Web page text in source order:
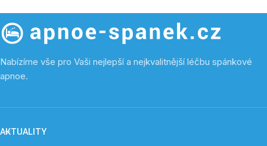
Nabízíme vše pro Vaši nejlepší a nejkvalitnější léčbu spánkové
apnoe.
AKTUALITY